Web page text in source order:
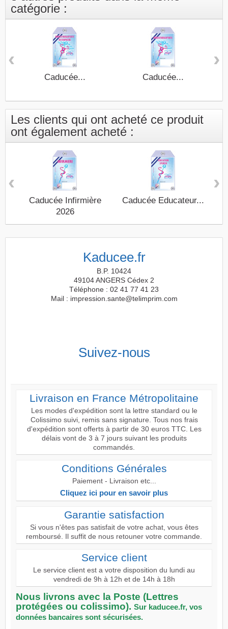
catégorie :
Caducée... Caducée...
‹ ›
Les clients qui ont acheté ce produit
ont également acheté :
Caducée Infirmière
2026
Caducée Educateur...
‹ ›
Kaducee.fr
B.P. 10424
49104 ANGERS Cédex 2
Téléphone : 02 41 77 41 23
Mail : impression.sante@telimprim.com
Suivez-nous
Livraison en France Métropolitaine
Les modes d'expédition sont la lettre standard ou le
Colissimo suivi, remis sans signature. Tous nos frais
d'expédition sont offerts à partir de 30 euros TTC. Les
délais vont de 3 à 7 jours suivant les produits
commandés.
Conditions Générales
Paiement - Livraison etc...
Cliquez ici pour en savoir plus
Garantie satisfaction
Si vous n'êtes pas satisfait de votre achat, vous êtes
remboursé. Il suffit de nous retouner votre commande.
Service client
Le service client est a votre disposition du lundi au
vendredi de 9h à 12h et de 14h à 18h
Nous livrons avec la Poste (Lettres
protégées ou colissimo). Sur kaducee.fr, vos
données bancaires sont sécurisées.